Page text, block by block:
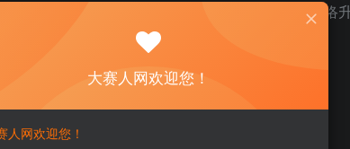
业应用和Web应用进行管理和监测，可以满足网络
大又易于使用的SNMP浏览器软件。
大赛人网欢迎您！
人网欢迎您！